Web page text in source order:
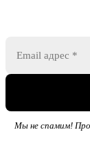
Мы не спамим!